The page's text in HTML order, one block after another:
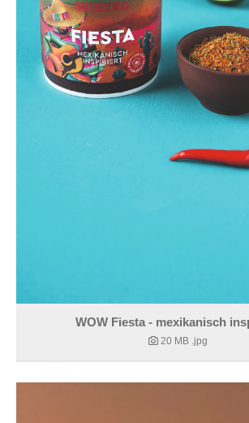
WOW Fiesta - mexikanisch
20 MB .jpg